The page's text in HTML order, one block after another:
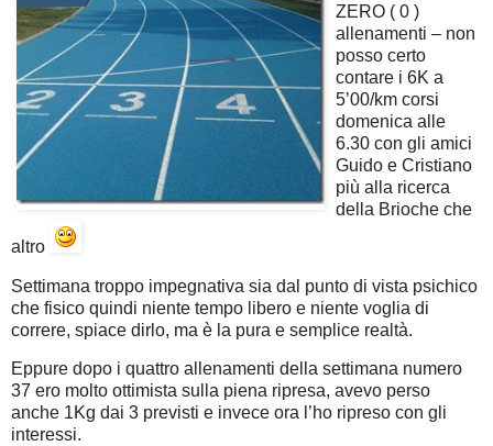
ZERO ( 0 )
allenamenti – non
posso certo
contare i 6K a
5’00/km corsi
domenica alle
6.30 con gli amici
Guido e Cristiano
più alla ricerca
della Brioche che
altro
Settimana troppo impegnativa sia dal punto di vista psichico
che fisico quindi niente tempo libero e niente voglia di
correre, spiace dirlo, ma è la pura e semplice realtà.
Eppure dopo i quattro allenamenti della settimana numero
37 ero molto ottimista sulla piena ripresa, avevo perso
anche 1Kg dai 3 previsti e invece ora l’ho ripreso con gli
interessi.